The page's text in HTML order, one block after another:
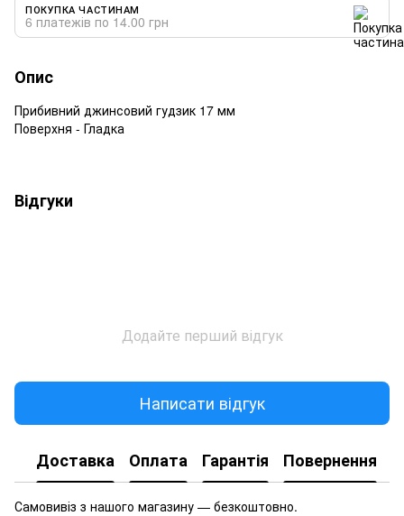
ПОКУПКА ЧАСТИНАМ
6 платежів по 14.00 грн
Опис
Прибивний джинсовий гудзик 17 мм
Поверхня - Гладка
Відгуки
Додайте перший відгук
Написати відгук
Доставка Оплата Гарантія Повернення
Самовивіз з нашого магазину — безкоштовно.